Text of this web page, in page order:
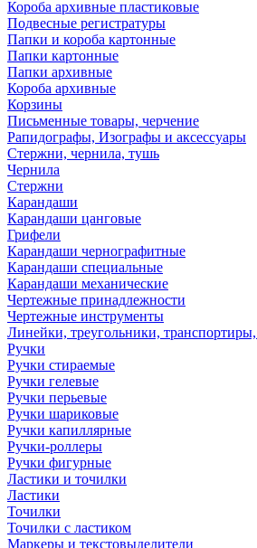
Короба архивные пластиковые
Подвесные регистратуры
Папки и короба картонные
Папки картонные
Папки архивные
Короба архивные
Корзины
Письменные товары, черчение
Рапидографы, Изографы и аксессуары
Стержни, чернила, тушь
Чернила
Стержни
Карандаши
Карандаши цанговые
Грифели
Карандаши чернографитные
Карандаши специальные
Карандаши механические
Чертежные принадлежности
Чертежные инструменты
Линейки, треугольники,
Ручки
Ручки стираемые
Ручки гелевые
Ручки перьевые
Ручки шариковые
Ручки капиллярные
Ручки-роллеры
Ручки фигурные
Ластики и точилки
Ластики
Точилки
Точилки с ластиком
Маркеры и текстовыделители